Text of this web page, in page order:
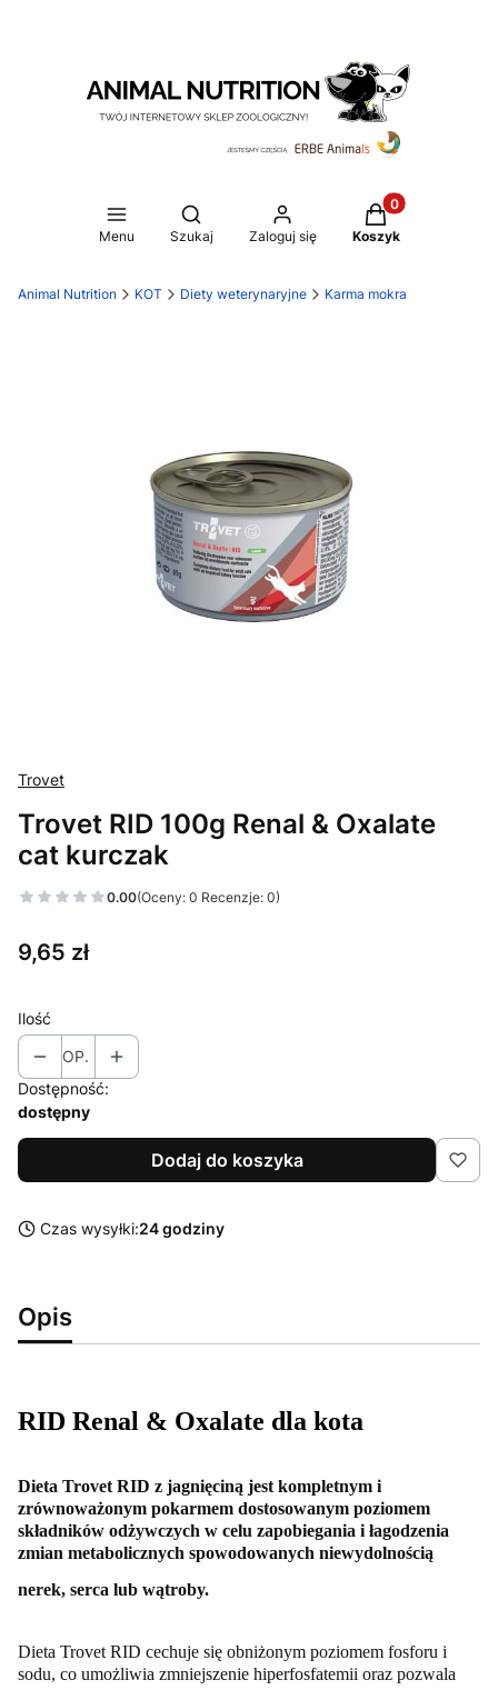
Menu
Otwórz wyszukiwarkę
Szukaj Zaloguj się
Produkty w
Koszyk
Animal Nutrition KOT Diety weterynaryjne Karma mokra
Trovet
Trovet RID 100g Renal & Oxalate
cat kurczak
0.00(Oceny: 0 Recenzje: 0)
Cena
9,65 zł
Ilość
OP.
Dostępność:
dostępny
Dodaj do koszyka
Czas wysyłki:24 godziny
Opis
RID Renal & Oxalate dla kota
Dieta Trovet RID z jagnięciną jest kompletnym i
zrównoważonym pokarmem dostosowanym poziomem
składników odżywczych w celu zapobiegania i łagodzenia
zmian metabolicznych spowodowanych niewydolnością
nerek, serca lub wątroby.
Dieta Trovet RID cechuje się obniżonym poziomem fosforu i
sodu, co umożliwia zmniejszenie hiperfosfatemii oraz pozwala